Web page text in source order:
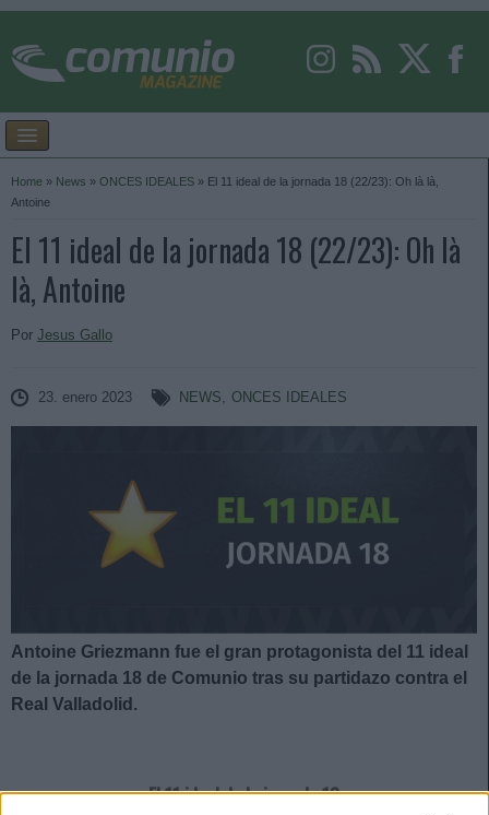
Home » News » ONCES IDEALES » El 11 ideal de la jornada 18 (22/23): Oh là là,
Antoine
El 11 ideal de la jornada 18 (22/23): Oh là
là, Antoine
Por Jesus Gallo
23. enero 2023 NEWS, ONCES IDEALES
Antoine Griezmann fue el gran protagonista del 11 ideal
de la jornada 18 de Comunio tras su partidazo contra el
Real Valladolid.
El 11 ideal de la jornada 18